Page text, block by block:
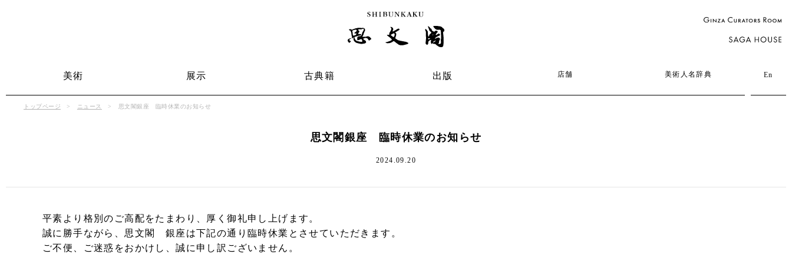
美術 展示 古典籍 出版 店舗 美術人名辞典 En
トップページ ニュース 思文閣銀座 臨時休業のお知らせ
思文閣銀座 臨時休業のお知らせ
2024.09.20
平素より格別のご高配をたまわり、厚く御礼申し上げます。
誠に勝手ながら、思文閣 銀座は下記の通り臨時休業とさせていただきます。
ご不便、ご迷惑をおかけし、誠に申し訳ございません。